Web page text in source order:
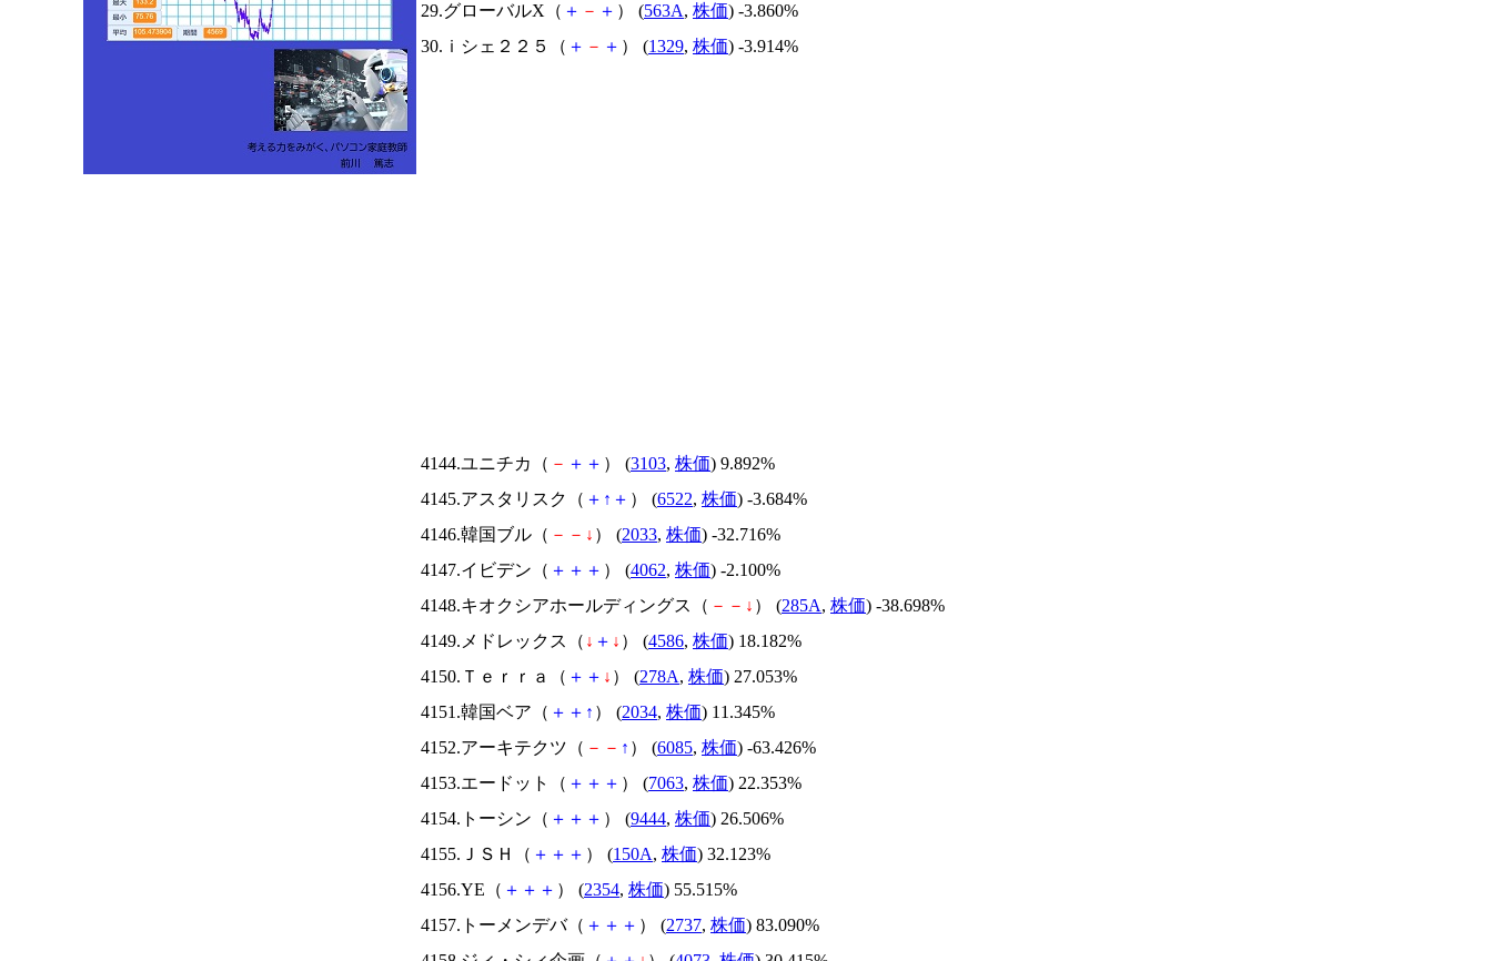
29.グローバルX（ ＋ － ＋ ） (563A, 株価) -3.860%
30.ｉシェ２２５（ ＋ － ＋ ） (1329, 株価) -3.914%
4144.ユニチカ（ － ＋ ＋ ） (3103, 株価) 9.892%
4145.アスタリスク（ ＋ ↑ ＋ ） (6522, 株価) -3.684%
4146.韓国ブル（ － － ↓ ） (2033, 株価) -32.716%
4147.イビデン（ ＋ ＋ ＋ ） (4062, 株価) -2.100%
4148.キオクシアホールディングス（ － － ↓ ） (285A, 株価) -38.698%
4149.メドレックス（ ↓ ＋ ↓ ） (4586, 株価) 18.182%
4150.Ｔｅｒｒａ（ ＋ ＋ ↓ ） (278A, 株価) 27.053%
4151.韓国ベア（ ＋ ＋ ↑ ） (2034, 株価) 11.345%
4152.アーキテクツ（ － － ↑ ） (6085, 株価) -63.426%
4153.エードット（ ＋ ＋ ＋ ） (7063, 株価) 22.353%
4154.トーシン（ ＋ ＋ ＋ ） (9444, 株価) 26.506%
4155.ＪＳＨ（ ＋ ＋ ＋ ） (150A, 株価) 32.123%
4156.YE（ ＋ ＋ ＋ ） (2354, 株価) 55.515%
4157.トーメンデバ（ ＋ ＋ ＋ ） (2737, 株価) 83.090%